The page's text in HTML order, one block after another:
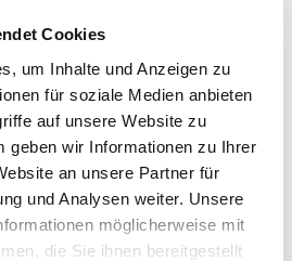
Cookies
um Inhalte und Anzeigen zu
für soziale Medien anbieten
auf unsere Website zu
geben wir Informationen zu Ihrer
an unsere Partner für
und Analysen weiter. Unsere
möglicherweise mit
die Sie ihnen bereitgestellt
Duo